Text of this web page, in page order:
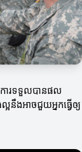
ការទទួលបានផល
ងអាចជួយអ្នកធ្វើឲ្យ